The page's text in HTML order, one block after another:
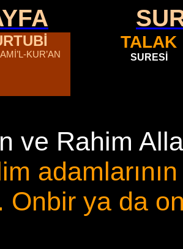
KUR’AN
TALAK
SURESİ
ve Rahim
Onbir ya da